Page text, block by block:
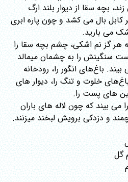
بچه سقا از دیوار بلند ارگ
بال می کشد و چون پاره ابری
می بارید.
هر گز نم اشکی، چشم بچه سقا را
سنگینش را به چشمان میمالد
باغ‌های انگور را، رودخانه
خلوت و تنگ را، دیوار های
های پست را.
می بیند که چون لاله های باران
و دزدکی برویش لبخند میزنند.
گل